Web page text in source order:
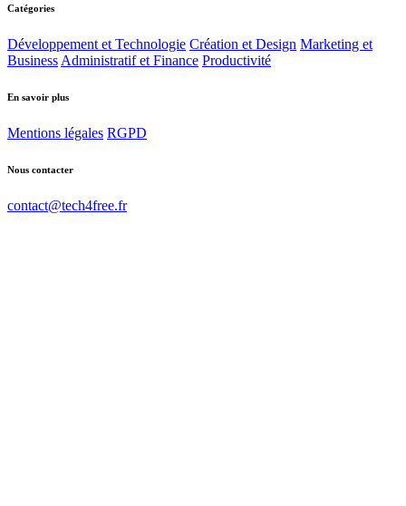
Catégories
Développement et Technologie Création et Design Marketing et
Business Administratif et Finance Productivité
En savoir plus
Mentions légales RGPD
Nous contacter
contact@tech4free.fr